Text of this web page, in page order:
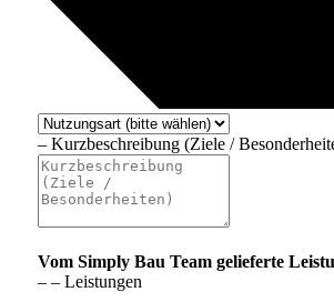
– Kurzbeschreibung (Ziele /
Vom Simply Bau Team gelieferte
– – Leistungen